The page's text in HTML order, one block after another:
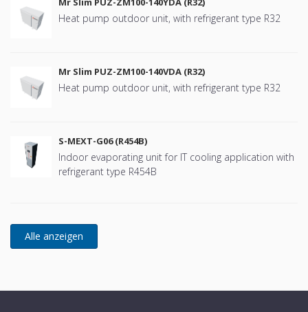
Heat pump outdoor unit, with refrigerant type R32
Mr Slim PUZ-ZM100-140VDA (R32)
Heat pump outdoor unit, with refrigerant type R32
S-MEXT-G06 (R454B)
Indoor evaporating unit for IT cooling application with
refrigerant type R454B